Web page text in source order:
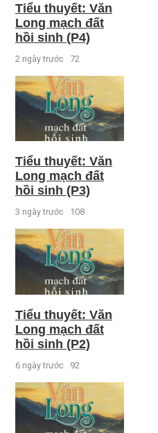
Tiểu thuyết: Văn
Long mạch đất
hồi sinh (P4)
2 ngày trước 72
Tiểu thuyết: Văn
Long mạch đất
hồi sinh (P3)
3 ngày trước 108
Tiểu thuyết: Văn
Long mạch đất
hồi sinh (P2)
6 ngày trước 92